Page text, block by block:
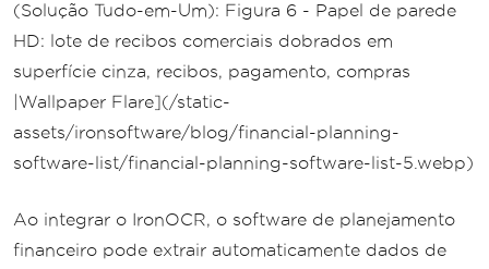
(Solução Tudo-em-Um): Figura 6 - Papel de parede
HD: lote de recibos comerciais dobrados em
superfície cinza, recibos, pagamento, compras
|Wallpaper Flare](/static-
assets/ironsoftware/blog/financial-planning-
software-list/financial-planning-software-list-5.webp)
Ao integrar o IronOCR, o software de planejamento
financeiro pode extrair automaticamente dados de